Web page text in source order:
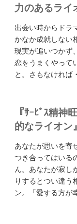
力のあるライ
出会い時からドラ
かなか成就しない
現実が追いつかず
恋をうまくやって
と。さもなければ
『ｻｰﾋﾞｽ精神
的なライオン
あなたが思いを寄
つき合ってはいる
ん。あなたが寂し
りするとつい違う
ン。「愛する方が